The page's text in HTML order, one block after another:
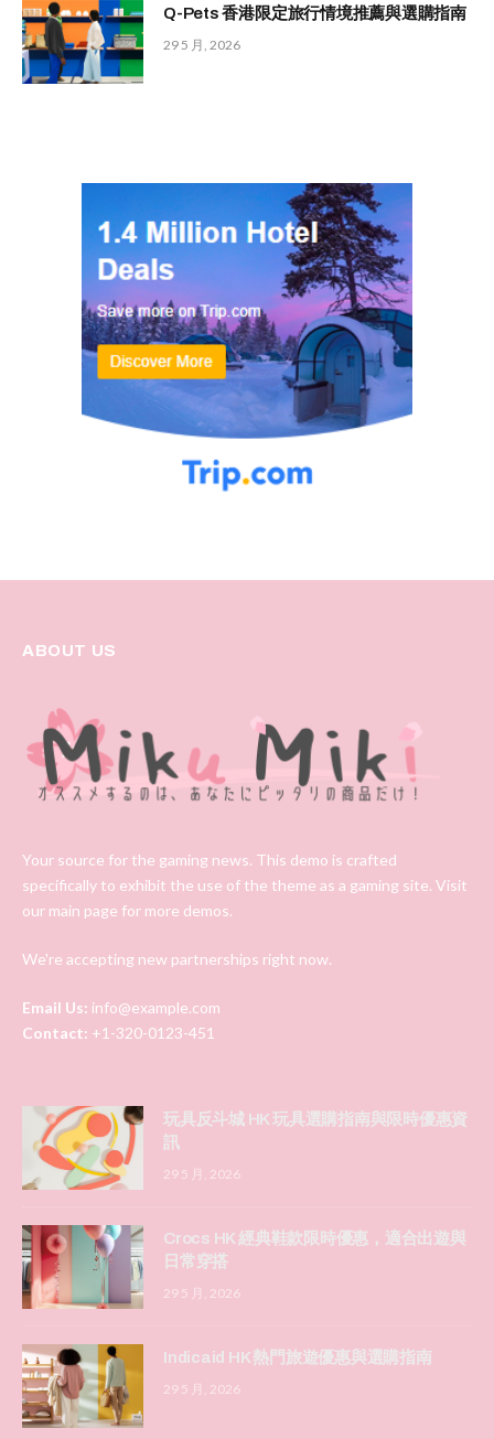
Q-Pets 香港限定旅行情境推薦與選購指南
29 5 月, 2026
ABOUT US
Your source for the gaming news. This demo is crafted
specifically to exhibit the use of the theme as a gaming site. Visit
our main page for more demos.
We're accepting new partnerships right now.
Email Us: info@example.com
Contact: +1-320-0123-451
玩具反斗城 HK 玩具選購指南與限時優惠資
訊
29 5 月, 2026
Crocs HK 經典鞋款限時優惠，適合出遊與
日常穿搭
29 5 月, 2026
Indicaid HK 熱門旅遊優惠與選購指南
29 5 月, 2026